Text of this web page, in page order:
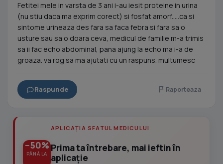
Fetitei mele in varsta de 3 ani i-au iesit proteine in urina
(nu stiu daca ma exprim corect) si fosfat amorf.....ca si
sintome urineaza des fara sa faca febra si fara sa o
usture sau sa o doara ceva, medicul de familie m-a trimis
sa ii fac echo abdominal, pana ajung la echo ma i-a de
groaza. va rog sa ma ajutati cu un raspuns. multumesc
Raspunde Raporteaza
−50%
PÂNĂ LA
APLICAȚIA SFATUL MEDICULUI
Prima ta întrebare, mai ieftin în
aplicație